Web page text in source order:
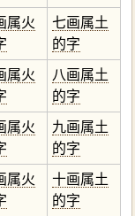
属火
七画属土
的字
属火
八画属土
的字
属火
九画属土
的字
属火
十画属土
的字